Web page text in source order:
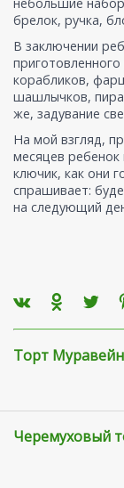
небольшие
брелок, ручка,
В заключении
корабликов,
шашлычков,
же, задувание
На мой взгляд,
месяцев ребенок
ключик, как они
спрашивает:
на следующий
Торт
Черемуховый